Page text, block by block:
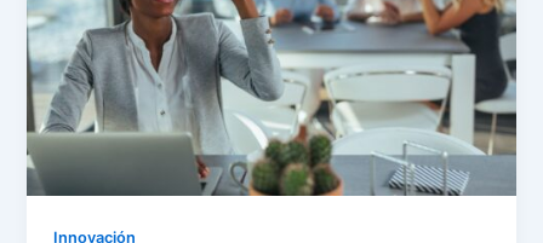
Innovación